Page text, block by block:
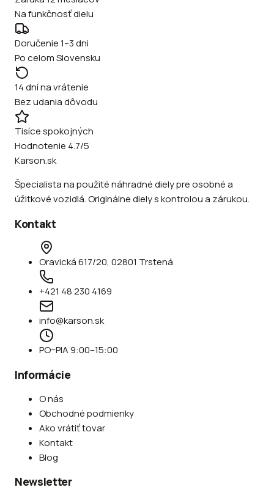
Na funkčnosť dielu
Doručenie 1–3 dni
Po celom Slovensku
14 dní na vrátenie
Bez udania dôvodu
Tisíce spokojných
Hodnotenie 4.7/5
Karson.sk
Špecialista na použité náhradné diely pre osobné a
úžitkové vozidlá. Originálne diely s kontrolou a zárukou.
Kontakt
Oravická 617/20, 02801 Trstená
+421 48 230 4169
info@karson.sk
PO–PIA 9:00–15:00
Informácie
O nás
Obchodné podmienky
Ako vrátiť tovar
Kontakt
Blog
Newsletter